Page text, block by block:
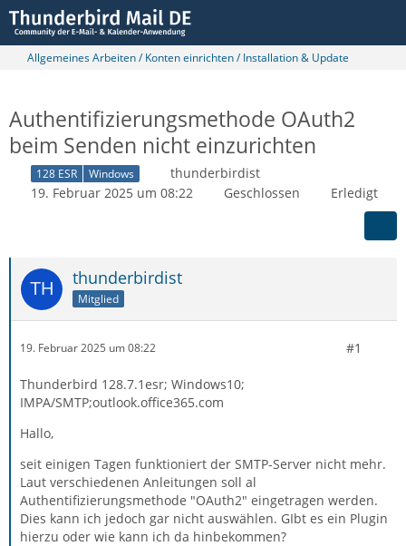
Allgemeines Arbeiten / Konten einrichten / Installation & Update
Authentifizierungsmethode OAuth2
beim Senden nicht einzurichten
128 ESR Windows
thunderbirdist
19. Februar 2025 um 08:22
Geschlossen Erledigt
thunderbirdist
Mitglied
19. Februar 2025 um 08:22 #1
Thunderbird 128.7.1esr; Windows10;
IMPA/SMTP;outlook.office365.com
Hallo,
seit einigen Tagen funktioniert der SMTP-Server nicht mehr.
Laut verschiedenen Anleitungen soll al
Authentifizierungsmethode "OAuth2" eingetragen werden.
Dies kann ich jedoch gar nicht auswählen. GIbt es ein Plugin
hierzu oder wie kann ich da hinbekommen?